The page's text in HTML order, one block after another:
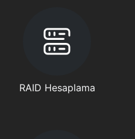
RAID Hesaplama